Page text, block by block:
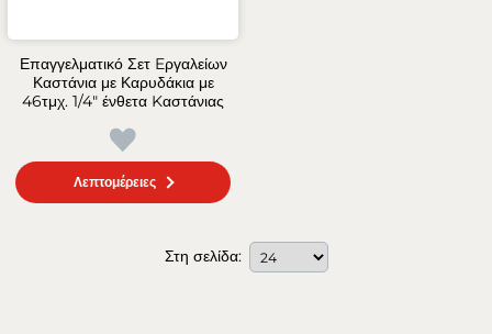
Επαγγελματικό Σετ Eργαλείων
Καστάνια με Καρυδάκια με
46τμχ. 1/4" ένθετα Kαστάνιας
Λεπτομέρειες
Στη σελίδα: